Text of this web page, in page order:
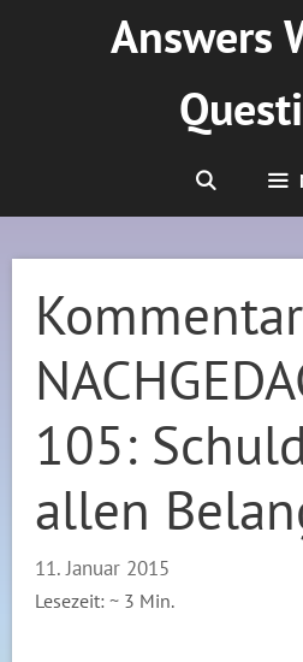
Answers
105:
allen
11. Januar 2015
Lesezeit: ~ 3 Min.